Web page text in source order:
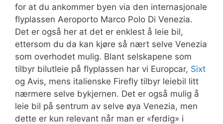
for at du ankommer byen via den internasjonale
flyplassen Aeroporto Marco Polo Di Venezia.
Det er også her at det er enklest å leie bil,
ettersom du da kan kjøre så nært selve Venezia
som overhodet mulig. Blant selskapene som
tilbyr bilutleie på flyplassen har vi Europcar, Sixt
og Avis, mens italienske Firefly tilbyr leiebil litt
nærmere selve bykjernen. Det er også mulig å
leie bil på sentrum av selve øya Venezia, men
dette er kun relevant når man er «ferdig» i